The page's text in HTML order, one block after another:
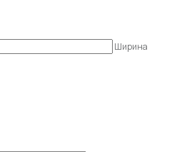
Ширина